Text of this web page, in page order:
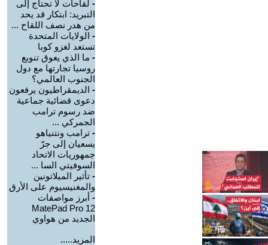
- لقاحات لا تحتاج إلى
التبريد: ابتكار قد يحد
من هدر نصف اللقاح ...
- الولايات المتحدة
تستعد لغزو كوبا
- ما الذي يعوق تنويع
روسيا تجارتها مع دول
الجنوب العالمي؟
- الديمقراطيون يرفعون
دعوى قضائية جماعية
ضد رسوم ترامب
الجمركي ...
- ترامب ونتنياهو
يسعيان إلى جرّ
جمهوريات الاتحاد
السوفيتي السا ...
- تأثير الميلاتونين
والمغنيسيوم على الأرق
- أبرز مواصفات
MatePad Pro 12
الجديد من هواوي
المزيد.....